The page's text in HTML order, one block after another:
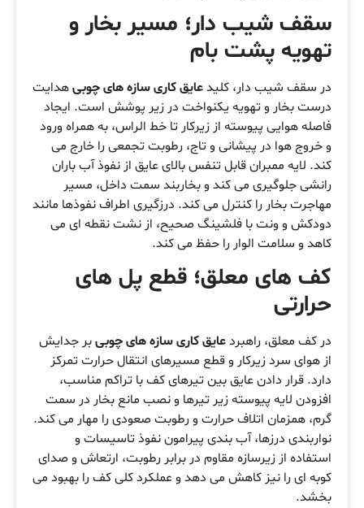
سقف شیب دار؛ مسیر بخار و
تهویه پشت بام
در سقف شیب دار، کلیدعایق کاری سازه های چوبیهدایت
درست بخار و تهویه یکنواخت در زیر پوشش است. ایجاد
فاصله هوایی پیوسته از زیرکار تا خط الراس، به همراه ورود
و خروج هوا در پیشانی و تاج، رطوبت تجمعی را خارج می
کند. لایه ممبران قابل تنفس بالای عایق از نفوذ آب باران
رانشی جلوگیری می کند و بخاربند سمت داخل، مسیر
مهاجرت بخار را کنترل می کند. درزگیری اطراف نفوذها مانند
دودکش و ونت با فلشینگ صحیح، از نشت نقطه ای می
کاهد و سلامت الوار را حفظ می کند.
کف های معلق؛ قطع پل های
حرارتی
در کف معلق، راهبردعایق کاری سازه های چوبیبر جدایش
از هوای سرد زیرکار و قطع مسیرهای انتقال حرارت تمرکز
دارد. قرار دادن عایق بین تیرهای کف با تراکم مناسب،
افزودن لایه پیوسته زیر تیرها و نصب مانع بخار در سمت
گرم، همزمان اتلاف حرارت و رطوبت صعودی را مهار می کند.
نواربندی درزها، آب بندی پیرامون نفوذ تاسیسات و
استفاده از زیرسازه مقاوم در برابر رطوبت، ارتعاش و صدای
کوبه ای را نیز کاهش می دهد و عملکرد کلی کف را بهبود می
بخشد.